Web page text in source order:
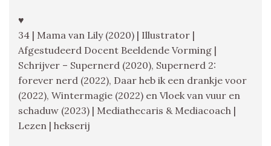
♥
34 | Mama van Lily (2020) | Illustrator |
Afgestudeerd Docent Beeldende Vorming |
Schrijver – Supernerd (2020), Supernerd 2:
forever nerd (2022), Daar heb ik een drankje voor
(2022), Wintermagie (2022) en Vloek van vuur en
schaduw (2023) | Mediathecaris & Mediacoach |
Lezen | hekserij